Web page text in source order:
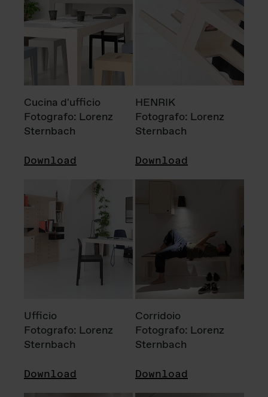
Cucina d'ufficio
Fotografo: Lorenz
Sternbach
Download
HENRIK
Fotografo: Lorenz
Sternbach
Download
Ufficio
Fotografo: Lorenz
Sternbach
Download
Corridoio
Fotografo: Lorenz
Sternbach
Download